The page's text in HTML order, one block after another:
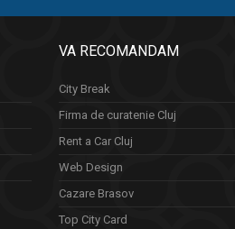
VA RECOMANDAM
City Break
Firma de curatenie Cluj
Rent a Car Cluj
Web Design
Cazare Brasov
Top City Card